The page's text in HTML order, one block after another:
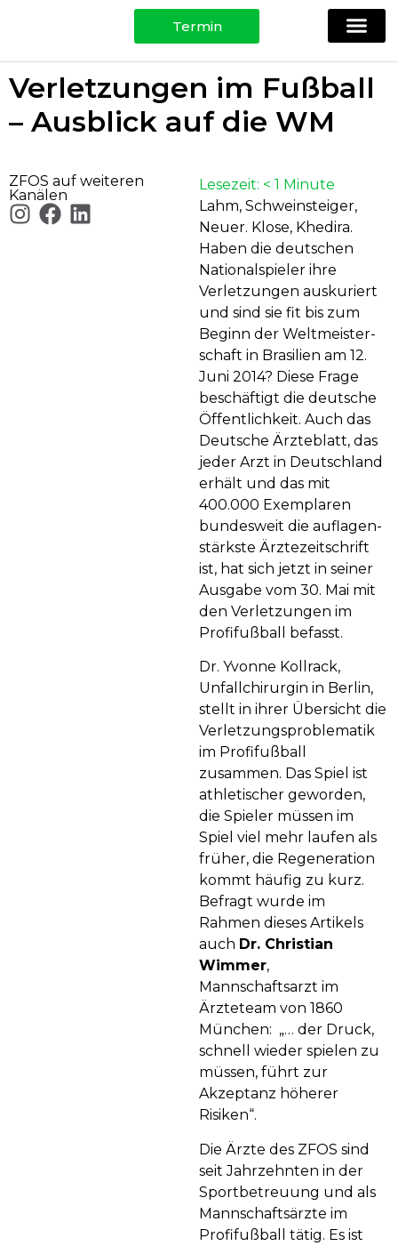
Termin
Verletzungen im Fußball
– Ausblick auf die WM
ZFOS auf weiteren
Kanälen
Lesezeit: < 1 Minute
Lahm, Schweinsteiger,
Neuer. Klose, Khedira.
Haben die deutschen
National­spieler ihre
Verletzungen auskuriert
und sind sie fit bis zum
Beginn der Welt­meister­
schaft in Brasilien am 12.
Juni 2014? Diese Frage
beschäftigt die deutsche
Öffent­lich­keit. Auch das
Deutsche Ärzteblatt, das
jeder Arzt in Deutschland
erhält und das mit
400.000 Exemplaren
bundesweit die auf­lagen­
stärkste Ärzte­zeitschrift
ist, hat sich jetzt in seiner
Ausgabe vom 30. Mai mit
den Verletzungen im
Profifußball befasst.
Dr. Yvonne Kollrack,
Unfallchirurgin in Berlin,
stellt in ihrer Übersicht die
Verletzungsproblematik
im Profifußball
zusammen. Das Spiel ist
athletischer geworden,
die Spieler müssen im
Spiel viel mehr laufen als
früher, die Regeneration
kommt häufig zu kurz.
Befragt wurde im
Rahmen dieses Artikels
auch Dr. Christian
Wimmer,
Mannschaftsarzt im
Ärzteteam von 1860
München: „… der Druck,
schnell wieder spielen zu
müssen, führt zur
Akzeptanz höherer
Risiken“.
Die Ärzte des ZFOS sind
seit Jahrzehnten in der
Sportbetreuung und als
Mann­schafts­ärzte im
Profifußball tätig. Es ist